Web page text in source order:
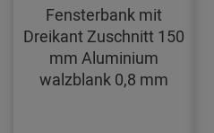
Fensterbank mit
Dreikant Zuschnitt 150
mm Aluminium
walzblank 0,8 mm